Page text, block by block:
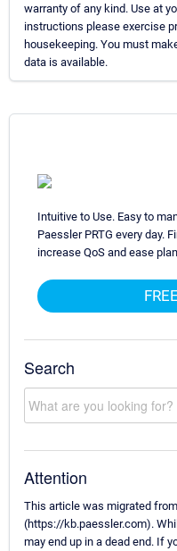
warranty of any kind. Use at
instructions please exercise
housekeeping. You must
data is available.
Intuitive to Use. Easy to
Paessler PRTG every day.
increase QoS and ease
Search
Attention
This article was migrated
(https://kb.paessler.com).
may end up in a dead end. If